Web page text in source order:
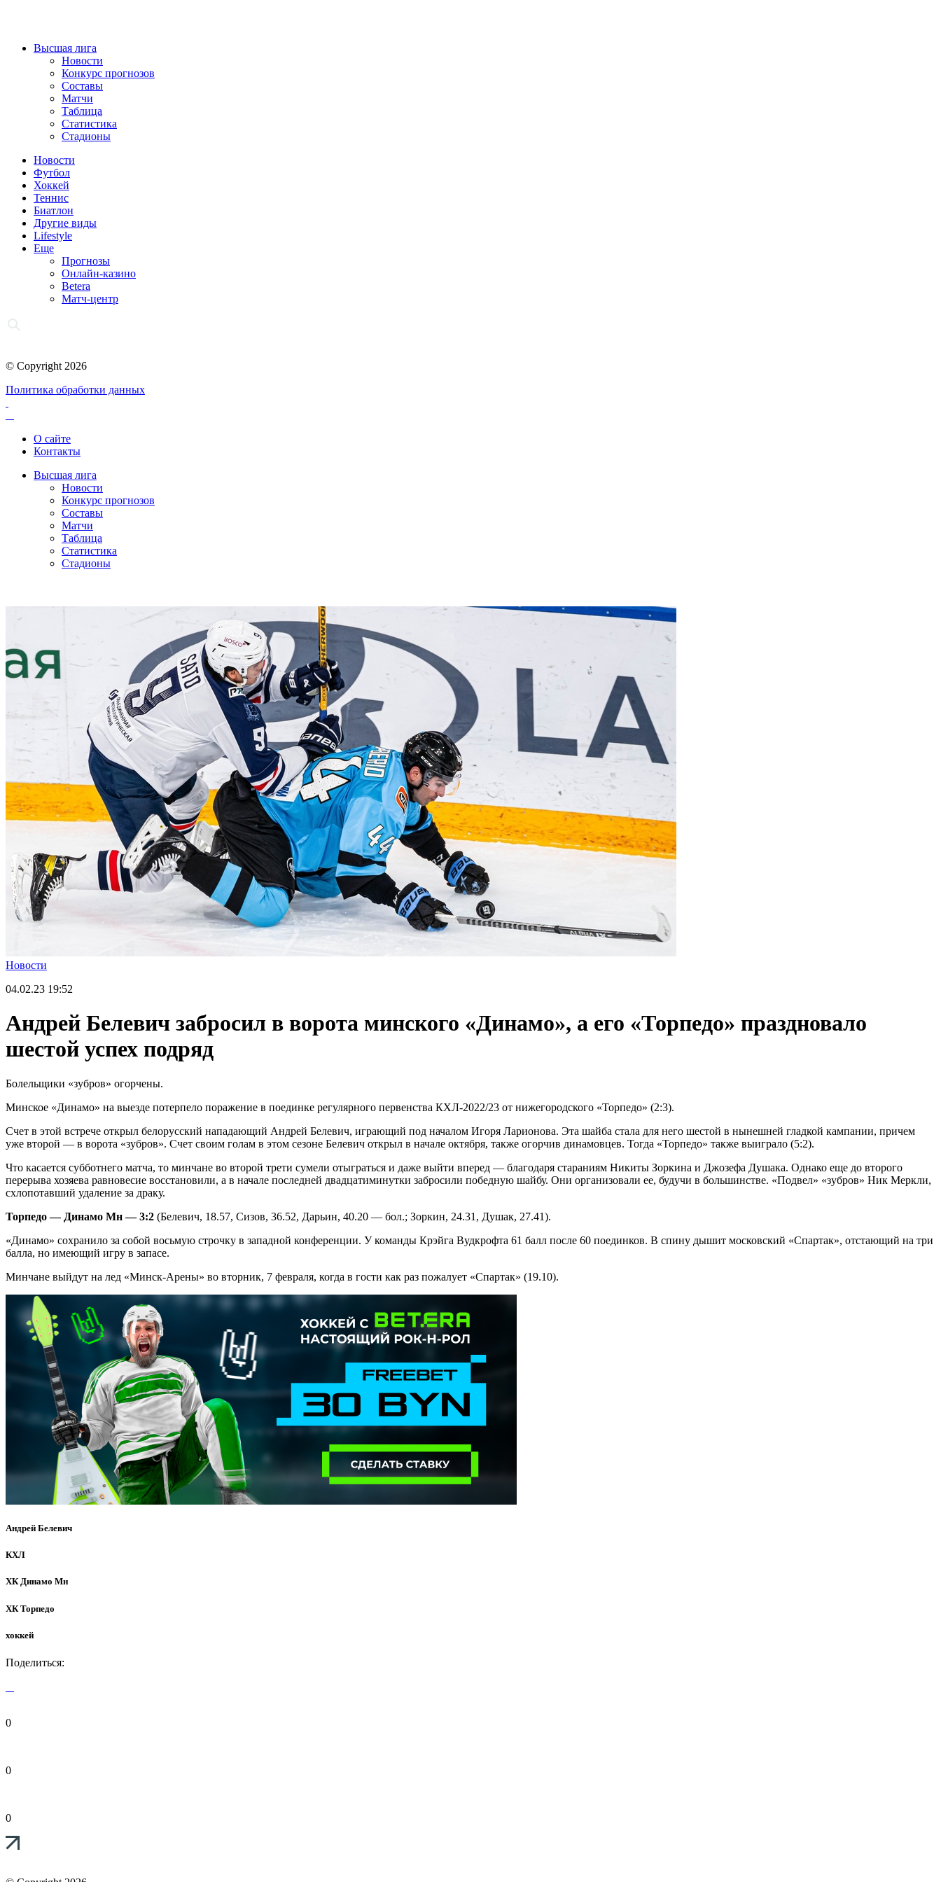
Высшая лига
Новости
Конкурс прогнозов
Составы
Матчи
Таблица
Статистика
Стадионы
Новости
Футбол
Хоккей
Теннис
Биатлон
Другие виды
Lifestyle
Еще
Прогнозы
Онлайн-казино
Betera
Матч-центр
© Copyright 2026
Политика обработки данных
О сайте
Контакты
Высшая лига
Новости
Конкурс прогнозов
Составы
Матчи
Таблица
Статистика
Стадионы
Новости
04.02.23 19:52
Андрей Белевич забросил в ворота минского «Динамо», а его «Торпедо» праздновало
шестой успех подряд
Болельщики «зубров» огорчены.
Минское «Динамо» на выезде потерпело поражение в поединке регулярного первенства КХЛ-2022/23 от нижегородского «Торпедо» (2:3).
Счет в этой встрече открыл белорусский нападающий Андрей Белевич, играющий под началом Игоря Ларионова. Эта шайба стала для него шестой в нынешней гладкой кампании, причем
уже второй — в ворота «зубров». Счет своим голам в этом сезоне Белевич открыл в начале октября, также огорчив динамовцев. Тогда «Торпедо» также выиграло (5:2).
Что касается субботнего матча, то минчане во второй трети сумели отыграться и даже выйти вперед — благодаря стараниям Никиты Зоркина и Джозефа Душака. Однако еще до второго
перерыва хозяева равновесие восстановили, а в начале последней двадцатиминутки забросили победную шайбу. Они организовали ее, будучи в большинстве. «Подвел» «зубров» Ник Меркли,
схлопотавший удаление за драку.
Торпедо — Динамо Мн — 3:2 (Белевич, 18.57, Сизов, 36.52, Дарьин, 40.20 — бол.; Зоркин, 24.31, Душак, 27.41).
«Динамо» сохранило за собой восьмую строчку в западной конференции. У команды Крэйга Вудкрофта 61 балл после 60 поединков. В спину дышит московский «Спартак», отстающий на три
балла, но имеющий игру в запасе.
Минчане выйдут на лед «Минск-Арены» во вторник, 7 февраля, когда в гости как раз пожалует «Спартак» (19.10).
Андрей Белевич
КХЛ
ХК Динамо Мн
ХК Торпедо
хоккей
Поделиться:
0
0
0